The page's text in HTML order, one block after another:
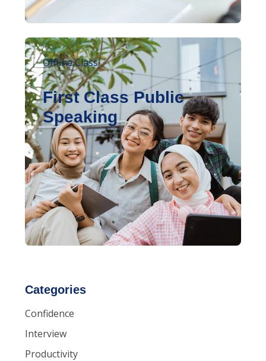
Categories
Confidence
Interview
Productivity
Offline Class
First Class Public
Speaking